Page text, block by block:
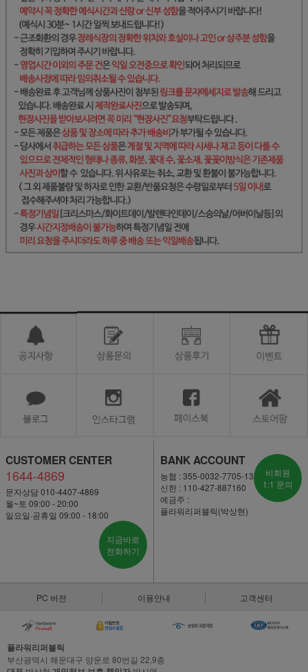
CUSTOMER CENTER
1644-4869
문자상담 010-4407-4869
월~토 09:00 - 20:00
일요일·공휴일 09:00 - 18:00
지금바로
전화하기
BANK ACCOUNT
농협 : 355-0032-7705-13
신한 : 110-427-887160
예금주 :
플라워리퍼블릭(박상현)
비회원
1:1 문의
PC 버전 이용안내 고객센터
플라워리퍼블릭
부산광역시 해운대구 양운로 80번길 22,9층